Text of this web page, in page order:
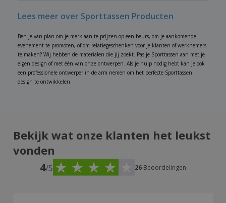
Lees meer over Sporttassen Producten
Ben je van plan om je merk aan te prijzen op een beurs, om je aankomende
evenement te promoten, of om relatiegeschenken voor je klanten of werknemers
te maken? Wij hebben de materialen die jij zoekt. Pas je Sporttassen aan met je
eigen design of met één van onze ontwerpen. Als je hulp nodig hebt kan je ook
een professionele ontwerper in de arm nemen om het perfecte Sporttassen
design te ontwikkelen.
Bekijk wat onze klanten het leukst
vonden
4/5 26 Beoordelingen